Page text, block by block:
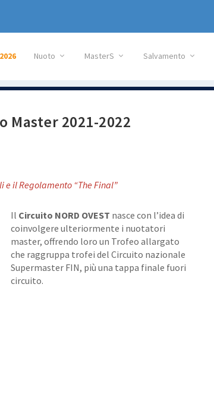
Nuoto MasterS Salvamento
Master 2021-2022
e il Regolamento “The Final”
Il Circuito NORD OVEST nasce con l’idea di
coinvolgere ulteriormente i nuotatori
master, offrendo loro un Trofeo allargato
che raggruppa trofei del Circuito nazionale
Supermaster FIN, più una tappa finale fuori
circuito.